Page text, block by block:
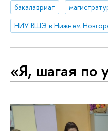
бакалавриат
НИУ ВШЭ в Нижнем
«Я, шагая по